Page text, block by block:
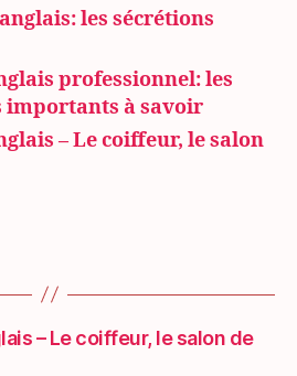
les sécrétions
professionnel: les
importants à savoir
– Le coiffeur, le salon
– Le coiffeur, le salon de